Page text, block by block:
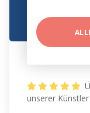
unserer Künstler